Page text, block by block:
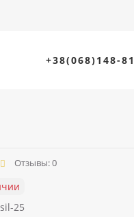
+38(068)148-
Отзывы: 0
25